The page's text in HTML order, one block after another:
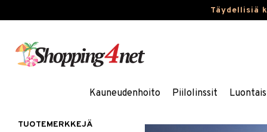
Täydellisiä
Kauneudenhoito Piilolinssit
TUOTEMERKKEJÄ